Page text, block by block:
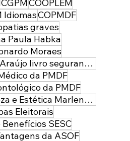
COOPLEM
IdiomasCOPMDF
graves
Paula Habka
Moraes
Cel Marcos de Araújo livro segurança pública
da PMDF
da PMDF
Centro de Beleza e Estética Marlene Leal
Eleitorais
SESC
da ASOF